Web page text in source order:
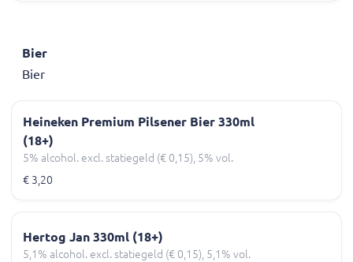
Bier
Bier
Heineken Premium Pilsener Bier 330ml
(18+)
5% alcohol. excl. statiegeld (€ 0,15), 5% vol.
€ 3,20
Hertog Jan 330ml (18+)
5,1% alcohol. excl. statiegeld (€ 0,15), 5,1% vol.